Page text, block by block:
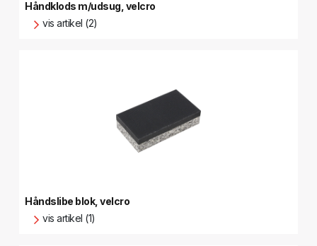
Håndklods m/udsug, velcro
vis artikel (2)
Håndslibe blok, velcro
vis artikel (1)